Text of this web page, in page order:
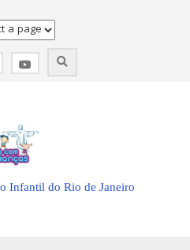
Infantil do Rio de Janeiro